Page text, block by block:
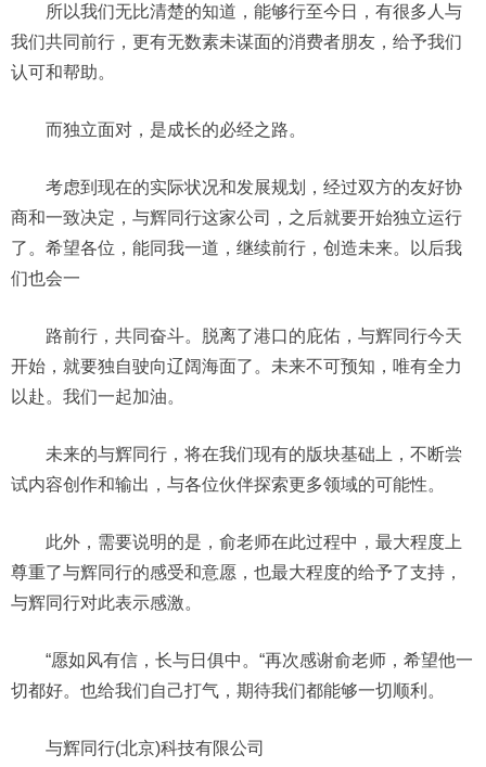
所以我们无比清楚的知道，能够行至今日，有很多人与
我们共同前行，更有无数素未谋面的消费者朋友，给予我们
认可和帮助。
而独立面对，是成长的必经之路。
考虑到现在的实际状况和发展规划，经过双方的友好协
商和一致决定，与辉同行这家公司，之后就要开始独立运行
了。希望各位，能同我一道，继续前行，创造未来。以后我
们也会一
路前行，共同奋斗。脱离了港口的庇佑，与辉同行今天
开始，就要独自驶向辽阔海面了。未来不可预知，唯有全力
以赴。我们一起加油。
未来的与辉同行，将在我们现有的版块基础上，不断尝
试内容创作和输出，与各位伙伴探索更多领域的可能性。
此外，需要说明的是，俞老师在此过程中，最大程度上
尊重了与辉同行的感受和意愿，也最大程度的给予了支持，
与辉同行对此表示感激。
“愿如风有信，长与日俱中。“再次感谢俞老师，希望他一
切都好。也给我们自己打气，期待我们都能够一切顺利。
与辉同行(北京)科技有限公司